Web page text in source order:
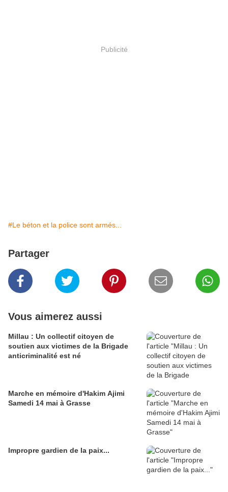
Publicité
#Le béton et la police sont armés...
Partager
Vous aimerez aussi
Millau : Un collectif citoyen de
soutien aux victimes de la Brigade
anticriminalité est né
Marche en mémoire d'Hakim Ajimi
Samedi 14 mai à Grasse
Impropre gardien de la paix...